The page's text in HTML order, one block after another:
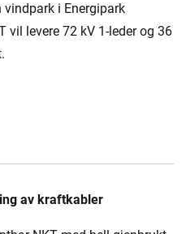
vindpark i Energipark
vil levere 72 kV 1-leder og 36
av kraftkabler